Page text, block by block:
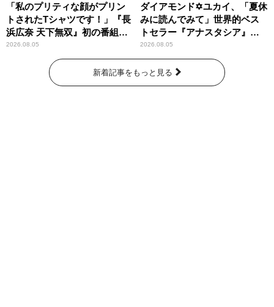
「私のプリティな顔がプリン
トされたTシャツです！」『長
浜広奈 天下無双』初の番組グ
ッズ発売
2026.08.05
ダイアモンド✡ユカイ、「夏休
みに読んでみて」世界的ベス
トセラー『アナスタシア』を
紹介
2026.08.05
新着記事をもっと見る